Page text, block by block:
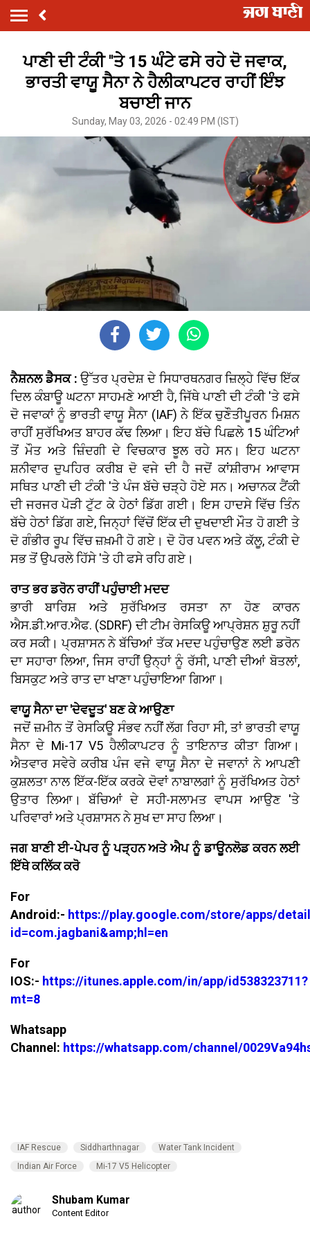
ਪਾਣੀ ਦੀ ਟੰਕੀ ''ਤੇ 15 ਘੰਟੇ ਫਸੇ ਰਹੇ ਦੋ ਜਵਾਕ,
ਭਾਰਤੀ ਵਾਯੂ ਸੈਨਾ ਨੇ ਹੈਲੀਕਾਪਟਰ ਰਾਹੀਂ ਇੰਝ
ਬਚਾਈ ਜਾਨ
Sunday, May 03, 2026 - 02:49 PM (IST)
ਨੈਸ਼ਨਲ ਡੈਸਕ : ਉੱਤਰ ਪ੍ਰਦੇਸ਼ ਦੇ ਸਿਧਾਰਥਨਗਰ ਜ਼ਿਲ੍ਹੇ ਵਿੱਚ ਇੱਕ
ਦਿਲ ਕੰਬਾਊ ਘਟਨਾ ਸਾਹਮਣੇ ਆਈ ਹੈ, ਜਿੱਥੇ ਪਾਣੀ ਦੀ ਟੰਕੀ 'ਤੇ ਫਸੇ
ਦੋ ਜਵਾਕਾਂ ਨੂੰ ਭਾਰਤੀ ਵਾਯੂ ਸੈਨਾ (IAF) ਨੇ ਇੱਕ ਚੁਣੌਤੀਪੂਰਨ ਮਿਸ਼ਨ
ਰਾਹੀਂ ਸੁਰੱਖਿਅਤ ਬਾਹਰ ਕੱਢ ਲਿਆ। ਇਹ ਬੱਚੇ ਪਿਛਲੇ 15 ਘੰਟਿਆਂ
ਤੋਂ ਮੌਤ ਅਤੇ ਜ਼ਿੰਦਗੀ ਦੇ ਵਿਚਕਾਰ ਝੂਲ ਰਹੇ ਸਨ। ਇਹ ਘਟਨਾ
ਸ਼ਨੀਵਾਰ ਦੁਪਹਿਰ ਕਰੀਬ ਦੋ ਵਜੇ ਦੀ ਹੈ ਜਦੋਂ ਕਾਂਸ਼ੀਰਾਮ ਆਵਾਸ
ਸਥਿਤ ਪਾਣੀ ਦੀ ਟੰਕੀ 'ਤੇ ਪੰਜ ਬੱਚੇ ਚੜ੍ਹੇ ਹੋਏ ਸਨ। ਅਚਾਨਕ ਟੈਂਕੀ
ਦੀ ਜਰਜਰ ਪੋੜੀ ਟੁੱਟ ਕੇ ਹੇਠਾਂ ਡਿੱਗ ਗਈ। ਇਸ ਹਾਦਸੇ ਵਿੱਚ ਤਿੰਨ
ਬੱਚੇ ਹੇਠਾਂ ਡਿੱਗ ਗਏ, ਜਿਨ੍ਹਾਂ ਵਿੱਚੋਂ ਇੱਕ ਦੀ ਦੁਖਦਾਈ ਮੌਤ ਹੋ ਗਈ ਤੇ
ਦੋ ਗੰਭੀਰ ਰੂਪ ਵਿੱਚ ਜ਼ਖ਼ਮੀ ਹੋ ਗਏ। ਦੋ ਹੋਰ ਪਵਨ ਅਤੇ ਕੱਲੂ, ਟੰਕੀ ਦੇ
ਸਭ ਤੋਂ ਉਪਰਲੇ ਹਿੱਸੇ 'ਤੇ ਹੀ ਫਸੇ ਰਹਿ ਗਏ।
ਰਾਤ ਭਰ ਡਰੋਨ ਰਾਹੀਂ ਪਹੁੰਚਾਈ ਮਦਦ
ਭਾਰੀ ਬਾਰਿਸ਼ ਅਤੇ ਸੁਰੱਖਿਅਤ ਰਸਤਾ ਨਾ ਹੋਣ ਕਾਰਨ
ਐਸ.ਡੀ.ਆਰ.ਐਫ. (SDRF) ਦੀ ਟੀਮ ਰੇਸਕਿਊ ਆਪ੍ਰੇਸ਼ਨ ਸ਼ੁਰੂ ਨਹੀਂ
ਕਰ ਸਕੀ। ਪ੍ਰਸ਼ਾਸਨ ਨੇ ਬੱਚਿਆਂ ਤੱਕ ਮਦਦ ਪਹੁੰਚਾਉਣ ਲਈ ਡਰੋਨ
ਦਾ ਸਹਾਰਾ ਲਿਆ, ਜਿਸ ਰਾਹੀਂ ਉਨ੍ਹਾਂ ਨੂੰ ਰੱਸੀ, ਪਾਣੀ ਦੀਆਂ ਬੋਤਲਾਂ,
ਬਿਸਕੁਟ ਅਤੇ ਰਾਤ ਦਾ ਖਾਣਾ ਪਹੁੰਚਾਇਆ ਗਿਆ।
ਵਾਯੂ ਸੈਨਾ ਦਾ 'ਦੇਵਦੂਤ' ਬਣ ਕੇ ਆਉਣਾ
ਜਦੋਂ ਜ਼ਮੀਨ ਤੋਂ ਰੇਸਕਿਊ ਸੰਭਵ ਨਹੀਂ ਲੱਗ ਰਿਹਾ ਸੀ, ਤਾਂ ਭਾਰਤੀ ਵਾਯੂ
ਸੈਨਾ ਦੇ Mi-17 V5 ਹੈਲੀਕਾਪਟਰ ਨੂੰ ਤਾਇਨਾਤ ਕੀਤਾ ਗਿਆ।
ਐਤਵਾਰ ਸਵੇਰੇ ਕਰੀਬ ਪੰਜ ਵਜੇ ਵਾਯੂ ਸੈਨਾ ਦੇ ਜਵਾਨਾਂ ਨੇ ਆਪਣੀ
ਕੁਸ਼ਲਤਾ ਨਾਲ ਇੱਕ-ਇੱਕ ਕਰਕੇ ਦੋਵਾਂ ਨਾਬਾਲਗਾਂ ਨੂੰ ਸੁਰੱਖਿਅਤ ਹੇਠਾਂ
ਉਤਾਰ ਲਿਆ। ਬੱਚਿਆਂ ਦੇ ਸਹੀ-ਸਲਾਮਤ ਵਾਪਸ ਆਉਣ 'ਤੇ
ਪਰਿਵਾਰਾਂ ਅਤੇ ਪ੍ਰਸ਼ਾਸਨ ਨੇ ਸੁਖ ਦਾ ਸਾਹ ਲਿਆ।
ਜਗ ਬਾਣੀ ਈ-ਪੇਪਰ ਨੂੰ ਪੜ੍ਹਨ ਅਤੇ ਐਪ ਨੂੰ ਡਾਊਨਲੋਡ ਕਰਨ ਲਈ
ਇੱਥੇ ਕਲਿੱਕ ਕਰੋ
For
Android:- https://play.google.com/store/apps/
id=com.jagbani&amp;hl=en
For
IOS:- https://itunes.apple.com/in/app/id538323711?
mt=8
Whatsapp
Channel: https://whatsapp.com/channel/
IAF Rescue Siddharthnagar
Water Tank Incident
Indian Air Force
Mi-17 V5 Helicopter
Shubam Kumar
Content Editor